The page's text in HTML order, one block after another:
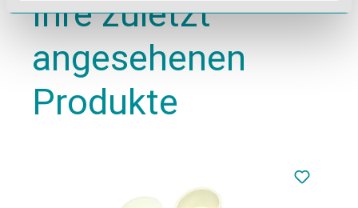
Ihre zuletzt
angesehenen
Produkte